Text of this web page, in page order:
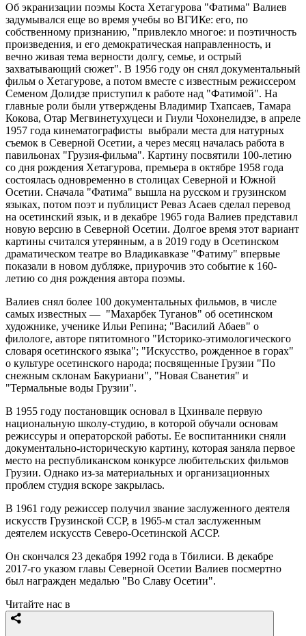
Об экранизации поэмы Коста Хетагурова "Фатима" Валиев
задумывался еще во время учебы во ВГИКе: его, по
собственному признанию, "привлекло многое: и поэтичность
произведения, и его демократическая направленность, и
вечно живая тема верности долгу, семье, и острый
захватывающий сюжет". В 1956 году он снял документальный
фильм о Хетагурове, а потом вместе с известным режиссером
Семеном Долидзе приступил к работе над "Фатимой". На
главные роли были утверждены Владимир Тхапсаев, Тамара
Кокова, Отар Мегвинетухуцеси и Гиули Чохонелидзе, в апреле
1957 года кинематографисты выбрали места для натурных
съемок в Северной Осетии, а через месяц началась работа в
павильонах "Грузия-фильма". Картину посвятили 100-летию
со дня рождения Хетагурова, премьера в октябре 1958 года
состоялась одновременно в столицах Северной и Южной
Осетии. Сначала "Фатима" вышла на русском и грузинском
языках, потом поэт и публицист Реваз Асаев сделал перевод
на осетинский язык, и в декабре 1965 года Валиев представил
новую версию в Северной Осетии. Долгое время этот вариант
картины считался утерянным, а в 2019 году в Осетинском
драматическом театре во Владикавказе "Фатиму" впервые
показали в новом дубляже, приурочив это событие к 160-
летию со дня рождения автора поэмы.
Валиев снял более 100 документальных фильмов, в числе
самых известных — "Махарбек Туганов" об осетинском
художнике, ученике Ильи Репина; "Василий Абаев" о
филологе, авторе пятитомного "Историко-этимологического
словаря осетинского языка"; "Искусство, рожденное в горах"
о культуре осетинского народа; посвященные Грузии "По
снежным склонам Бакуриани", "Новая Сванетия" и
"Термальные воды Грузии".
В 1955 году постановщик основал в Цхинвале первую
национальную школу-студию, в которой обучали основам
режиссуры и операторской работы. Ее воспитанники сняли
документально-историческую картину, которая заняла первое
место на республиканском конкурсе любительских фильмов
Грузии. Однако из-за материальных и организационных
проблем студия вскоре закрылась.
В 1961 году режиссер получил звание заслуженного деятеля
искусств Грузинской ССР, в 1965-м стал заслуженным
деятелем искусств Северо-Осетинской АССР.
Он скончался 23 декабря 1992 года в Тбилиси. В декабре
2017-го указом главы Северной Осетии Валиев посмертно
был награжден медалью "Во Славу Осетии".
Читайте нас в